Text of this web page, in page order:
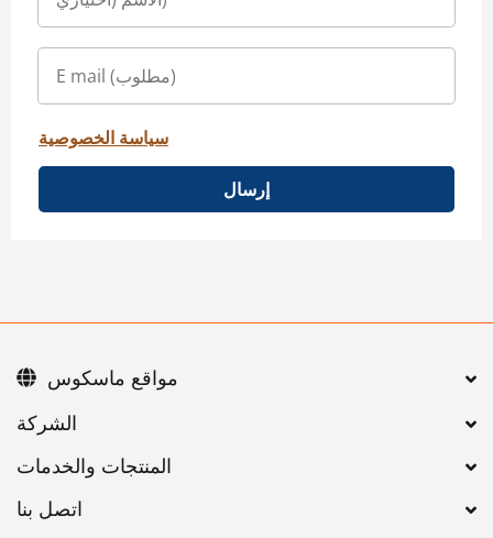
سياسة الخصوصية
إرسال
اتصل بنا
مواقع ماسكوس